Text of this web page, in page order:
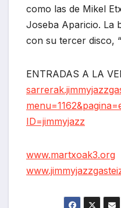
como las de Mikel
Joseba Aparicio. La
con su tercer disco,
ENTRADAS A LA
ID=jimmyjazz
www.martxoak3.org